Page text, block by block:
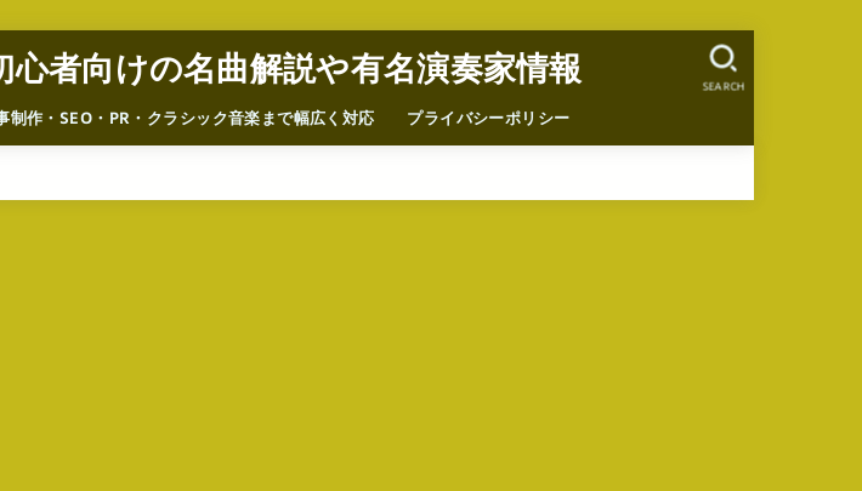
者向けの名曲解説や有名演奏家情報
作・SEO・PR・クラシック音楽まで幅広く対応 プライバシーポリシー
SEARCH